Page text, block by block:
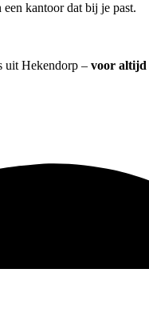
kantoor dat bij je past.
uit Hekendorp – voor altijd